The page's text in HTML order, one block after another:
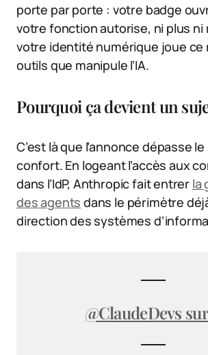
porte par porte : votre badge
votre fonction autorise, ni plus ni
votre identité numérique joue ce
outils que manipule l’IA.
Pourquoi ça devient un
C’est là que l’annonce dépasse
confort. En logeant l’accès aux
dans l’IdP, Anthropic fait entrer la
des agents dans le périmètre
direction des systèmes
@ClaudeDevs